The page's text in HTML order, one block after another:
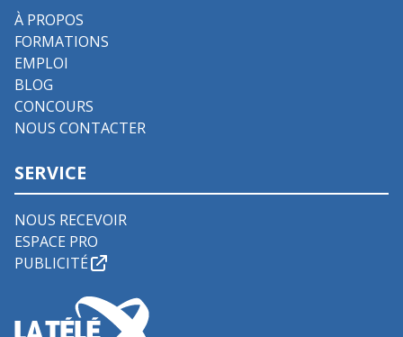
À PROPOS
FORMATIONS
EMPLOI
BLOG
CONCOURS
NOUS CONTACTER
SERVICE
NOUS RECEVOIR
ESPACE PRO
PUBLICITÉ